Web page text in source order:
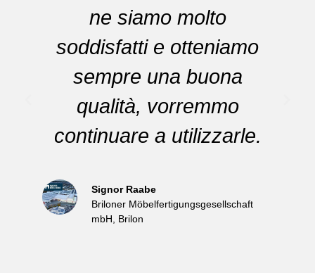
ne siamo molto
soddisfatti e otteniamo
sempre una buona
qualità, vorremmo
continuare a utilizzarle.
Signor Raabe
Briloner Möbelfertigungsgesellschaft
mbH, Brilon